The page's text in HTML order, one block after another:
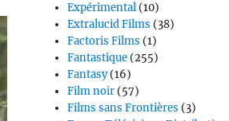
Expérimental (10)
Extralucid Films (38)
Factoris Films (1)
Fantastique (255)
Fantasy(16)
Film noir (57)
Films sans Frontières (3)